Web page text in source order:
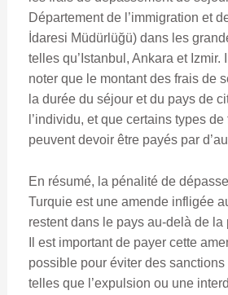
Département de l’immigration et
İdaresi Müdürlüğü) dans les
telles qu’Istanbul, Ankara et Izmir.
noter que le montant des frais de
la durée du séjour et du pays de
l’individu, et que certains types
peuvent devoir être payés par
En résumé, la pénalité de
Turquie est une amende infligée
restent dans le pays au-delà de la
Il est important de payer cette
possible pour éviter des
telles que l’expulsion ou une